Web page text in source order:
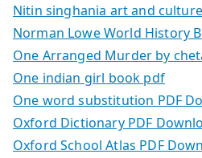
Nitin singhania art and
Norman Lowe World History
One Arranged Murder by
One indian girl book pdf
One word substitution PDF
Oxford Dictionary PDF
Oxford School Atlas PDF